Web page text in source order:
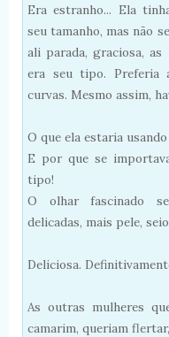
Era estranho... Ela
seu tamanho, mas não
ali parada, graciosa,
era seu tipo. Preferia
curvas. Mesmo assim,
O que ela estaria
E por que se
tipo!
O olhar fascinado
delicadas, mais pele,
Deliciosa.
As outras mulheres
camarim, queriam